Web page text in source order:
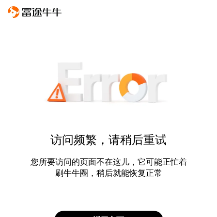
访问频繁，请稍后重试
您所要访问的页面不在这儿，它可能正忙着
刷牛牛圈，稍后就能恢复正常